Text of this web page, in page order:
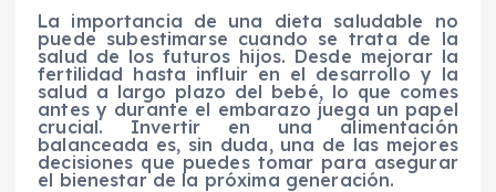
La importancia de una dieta saludable no
puede subestimarse cuando se trata de la
salud de los futuros hijos. Desde mejorar la
fertilidad hasta influir en el desarrollo y la
salud a largo plazo del bebé, lo que comes
antes y durante el embarazo juega un papel
crucial. Invertir en una alimentación
balanceada es, sin duda, una de las mejores
decisiones que puedes tomar para asegurar
el bienestar de la próxima generación.